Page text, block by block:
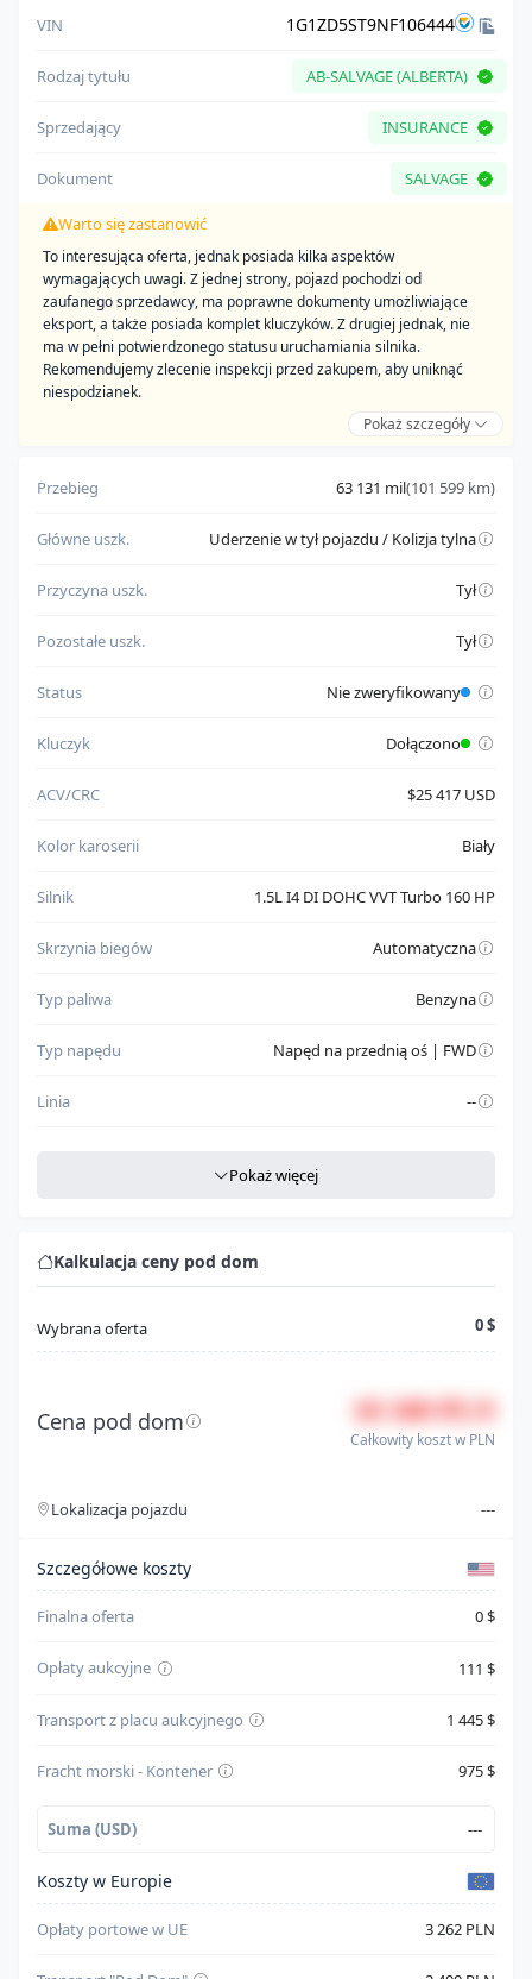
VIN 1G1ZD5ST9NF106444
Rodzaj tytułu AB-SALVAGE (ALBERTA)
Sprzedający INSURANCE
Dokument SALVAGE
Warto się zastanowić
To interesująca oferta, jednak posiada kilka aspektów
wymagających uwagi. Z jednej strony, pojazd pochodzi od
zaufanego sprzedawcy, ma poprawne dokumenty umożliwiające
eksport, a także posiada komplet kluczyków. Z drugiej jednak, nie
ma w pełni potwierdzonego statusu uruchamiania silnika.
Rekomendujemy zlecenie inspekcji przed zakupem, aby uniknąć
niespodzianek.
Pokaż szczegóły
ma poprawne dokumenty umożliwiające eksport
Do weryfikacji:
nie ma w pełni potwierdzonego statusu uruchamiania silnika
Przebieg 63 131 mil(101 599 km)
Główne uszk. Uderzenie w tył pojazdu / Kolizja tylna
Przyczyna uszk. Tył
Pozostałe uszk. Tył
Status Nie zweryfikowany
Kluczyk Dołączono
ACV/CRC $25 417 USD
Kolor karoserii Biały
Silnik 1.5L I4 DI DOHC VVT Turbo 160 HP
Skrzynia biegów Automatyczna
Typ paliwa Benzyna
Typ napędu Napęd na przednią oś | FWD
Linia --
Rodzaj nadwozia
Model Malibu Limited
Typ paliwa Gasoline
Cylindry 4
System bezpieczeństwa --
Skrzynia biegów Automatic
Napęd Front Wheel Drive
Kolor karoserii Biały
Pokaż więcej
Kalkulacja ceny pod dom
Wybrana oferta 0 $
Cena pod dom 18 100 PLN
Całkowity koszt w PLN
Lokalizacja pojazdu ---
Szczegóły kosztów
Szczegółowe koszty
Finalna oferta 0 $
Opłaty aukcyjne 111 $
Transport z placu aukcyjnego 1 445 $
Fracht morski - Kontener 975 $
Suma (USD) ---
Koszty w Europie
Opłaty portowe w UE 3 262 PLN